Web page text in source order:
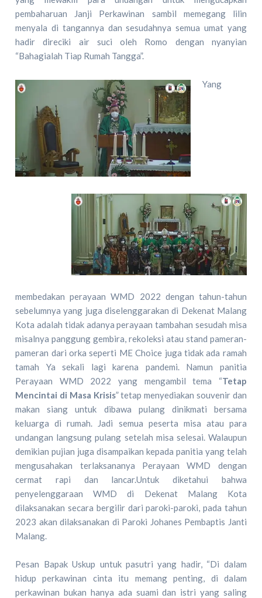
pembaharuan Janji Perkawinan sambil memegang lilin
menyala di tangannya dan sesudahnya semua umat yang
hadir direciki air suci oleh Romo dengan nyanyian
“Bahagialah Tiap Rumah Tangga”.
Yang
membedakan perayaan WMD 2022 dengan tahun-tahun
sebelumnya yang juga diselenggarakan di Dekenat Malang
Kota adalah tidak adanya perayaan tambahan sesudah misa
misalnya panggung gembira, rekoleksi atau stand pameran-
pameran dari orka seperti ME Choice juga tidak ada ramah
tamah Ya sekali lagi karena pandemi. Namun panitia
Perayaan WMD 2022 yang mengambil tema “Tetap
Mencintai di Masa Krisis” tetap menyediakan souvenir dan
makan siang untuk dibawa pulang dinikmati bersama
keluarga di rumah. Jadi semua peserta misa atau para
undangan langsung pulang setelah misa selesai. Walaupun
demikian pujian juga disampaikan kepada panitia yang telah
mengusahakan terlaksananya Perayaan WMD dengan
cermat rapi dan lancar.Untuk diketahui bahwa
penyelenggaraan WMD di Dekenat Malang Kota
dilaksanakan secara bergilir dari paroki-paroki, pada tahun
2023 akan dilaksanakan di Paroki Johanes Pembaptis Janti
Malang.
Pesan Bapak Uskup untuk pasutri yang hadir, “Di dalam
hidup perkawinan cinta itu memang penting, di dalam
perkawinan bukan hanya ada suami dan istri yang saling